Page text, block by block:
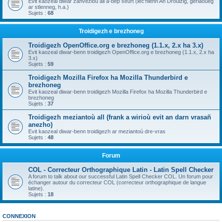
ar stlenneg, h.a.)
Sujets : 68
Troidigezh e brezhoneg
Troidigezh OpenOffice.org e brezhoneg (1.1.x, 2.x ha 3.x)
Evit kaozeal diwar-benn troidigezh OpenOffice.org e brezhoneg (1.1.x, 2.x ha
3.x)
Sujets : 59
Troidigezh Mozilla Firefox ha Mozilla Thunderbird e
brezhoneg
Evit kaozeal diwar-benn troidigezh Mozilla Firefox ha Mozilla Thunderbird e
brezhoneg
Sujets : 37
Troidigezh meziantoù all (frank a wirioù evit an darn vrasañ
anezho)
Evit kaozeal diwar-benn troidigezh ar meziantoù dre-vras
Sujets : 48
Forum
COL - Correcteur Orthographique Latin - Latin Spell Checker
A forum to talk about our successful Latin Spell Checker COL. Un forum pour
échanger autour du correcteur COL (correcteur orthographique de langue
latine).
Sujets : 18
CONNEXION